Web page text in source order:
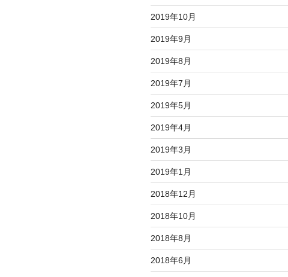
2019年10月
2019年9月
2019年8月
2019年7月
2019年5月
2019年4月
2019年3月
2019年1月
2018年12月
2018年10月
2018年8月
2018年6月